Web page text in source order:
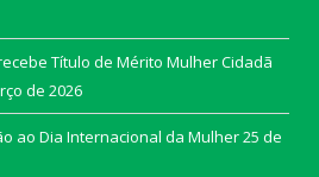
Título de Mérito Mulher Cidadã
de 2026
ao Dia Internacional da Mulher25 de